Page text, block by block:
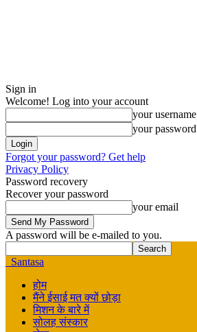
Sign in
Welcome! Log into your account
your username
your password
Forgot your password? Get help
Privacy Policy
Password recovery
Recover your password
your email
A password will be e-mailed to you.
Santasa
होम
मैंने ईसाई मत क्यों छोड़ा
मिशन के बारे में
सोलह संस्कार